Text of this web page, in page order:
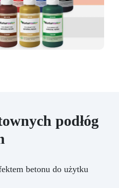
podłóg
betonu do użytku